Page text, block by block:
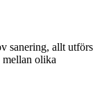
sanering, allt utförs
mellan olika